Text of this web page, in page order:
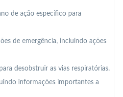
de ação específico para
de emergência, incluindo ações
desobstruir as vias respiratórias.
informações importantes a